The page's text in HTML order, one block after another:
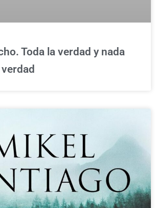
Toda la verdad y nada